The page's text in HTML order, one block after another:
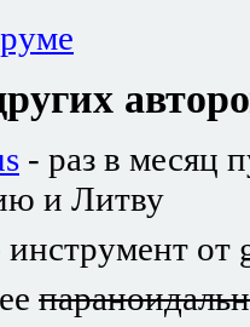
- раз в месяц
и Литву
инструмент от